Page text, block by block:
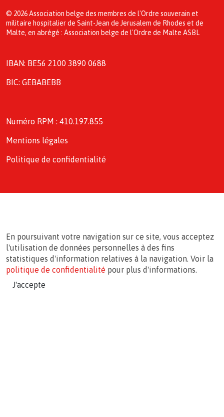
© 2026 Association belge des membres de l'Ordre souverain et
militaire hospitalier de Saint-Jean de Jerusalem de Rhodes et de
Malte, en abrégé : Association belge de l'Ordre de Malte ASBL
IBAN: BE56 2100 3890 0688
BIC: GEBABEBB
Numéro RPM : 410.197.855
Mentions légales
Politique de confidentialité
En poursuivant votre navigation sur ce site, vous acceptez
l'utilisation de données personnelles à des fins
statistiques d'information relatives à la navigation. Voir la
politique de confidentialité pour plus d'informations.
J'accepte